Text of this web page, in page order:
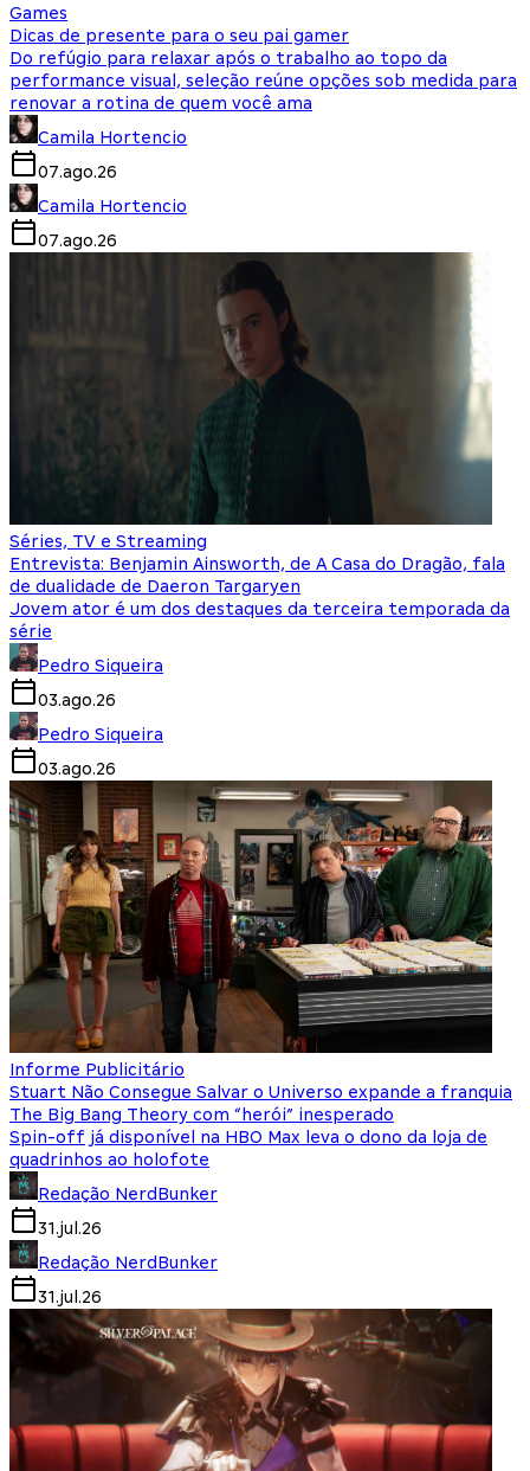
Games
Dicas de presente para o seu pai gamer
Do refúgio para relaxar após o trabalho ao topo da
performance visual, seleção reúne opções sob medida para
renovar a rotina de quem você ama
Camila Hortencio
07.ago.26
Camila Hortencio
07.ago.26
Séries, TV e Streaming
Entrevista: Benjamin Ainsworth, de A Casa do Dragão, fala
de dualidade de Daeron Targaryen
Jovem ator é um dos destaques da terceira temporada da
série
Pedro Siqueira
03.ago.26
Pedro Siqueira
03.ago.26
Informe Publicitário
Stuart Não Consegue Salvar o Universo expande a franquia
The Big Bang Theory com “herói” inesperado
Spin-off já disponível na HBO Max leva o dono da loja de
quadrinhos ao holofote
Redação NerdBunker
31.jul.26
Redação NerdBunker
31.jul.26